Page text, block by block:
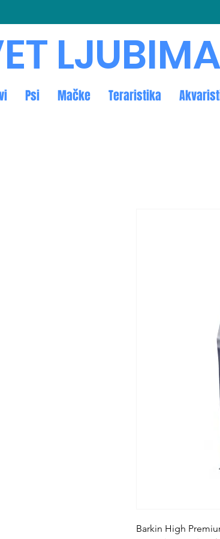
Psi Mačke Teraristika
Barkin High